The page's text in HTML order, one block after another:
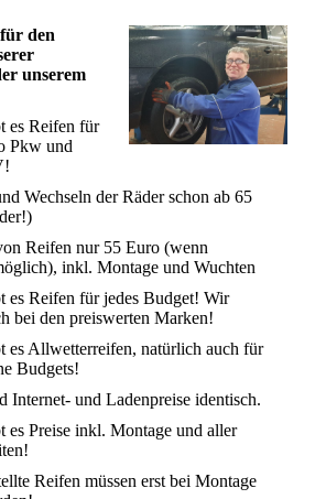
den
unserem
es Reifen für
Pkw und
Wechseln der Räder schon ab 65
Reifen nur 55 Euro (wenn
inkl. Montage und Wuchten
es Reifen für jedes Budget! Wir
bei den preiswerten Marken!
es Allwetterreifen, natürlich auch für
Budgets!
Internet- und Ladenpreise identisch.
es Preise inkl. Montage und aller
Reifen müssen erst bei Montage